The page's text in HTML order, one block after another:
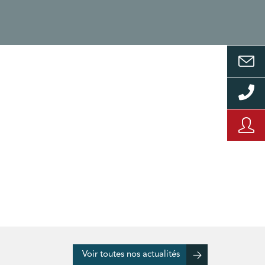
Voir toutes nos actualités